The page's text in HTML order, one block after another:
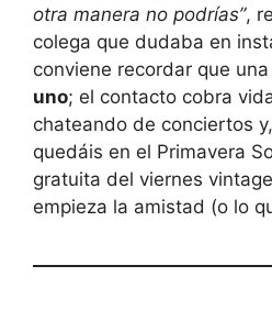
otra manera no podrías”,
colega que dudaba en
conviene recordar que
uno; el contacto cobra
chateando de conciertos
quedáis en el Primavera
gratuita del viernes
empieza la amistad (o lo